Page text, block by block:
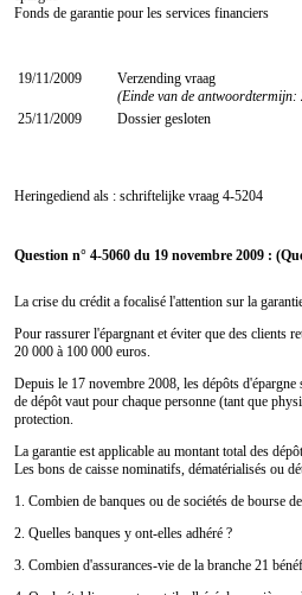
Fonds de garantie pour les services financiers
19/11/2009
Verzending vraag
(Einde van de antwoordtermijn:
25/11/2009
Dossier gesloten
Heringediend als : schriftelijke vraag 4-5204
Question n° 4-5060 du 19 novembre 2009 :
La crise du crédit a focalisé l'attention sur la
Pour rassurer l'épargnant et éviter que des clients
20 000 à 100 000 euros.
Depuis le 17 novembre 2008, les dépôts
de dépôt vaut pour chaque personne (tant que
protection.
La garantie est applicable au montant total des
Les bons de caisse nominatifs, dématérialisés ou
1. Combien de banques ou de sociétés de bourse
2. Quelles banques y ont-elles adhéré ?
3. Combien d'assurances-vie de la branche 21